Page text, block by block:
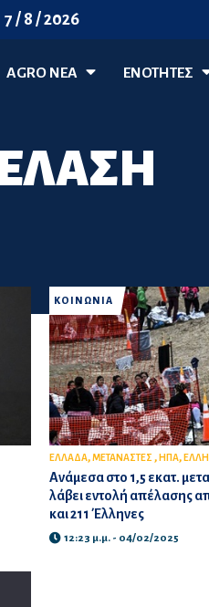
7 / 8 / 2026
AGRO ΝΈΑ ΕΝΟΤΗΤΕΣ
ΚΟΙΝΩΝΙΑ
ΕΛΛΑΔΑ,ΜΕΤΑΝΑΣΤΕΣ , ΗΠΑ,
Ανάμεσα στο 1,5 εκατ.
λάβει εντολή απέλασης
και 211 Έλληνες
12:23 μ.μ. - 04/02/2025